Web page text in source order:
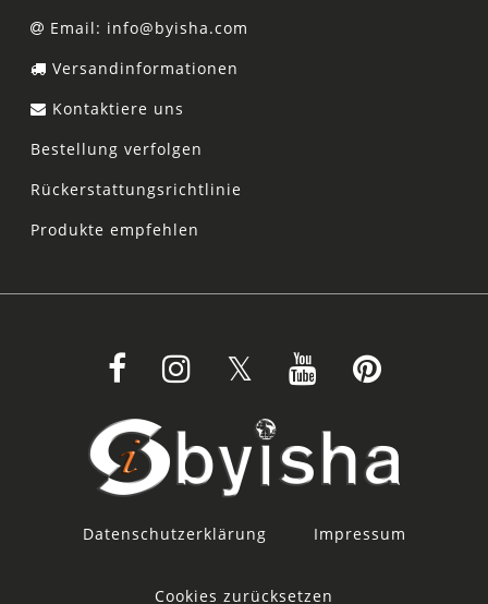
Email: info@byisha.com
Versandinformationen
Kontaktiere uns
Bestellung verfolgen
Rückerstattungsrichtlinie
Produkte empfehlen
Datenschutzerklärung Impressum
Cookies zurücksetzen